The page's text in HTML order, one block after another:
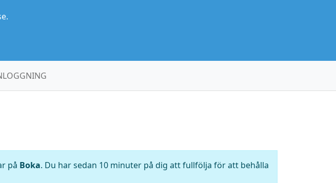
på Boka. Du har sedan 10 minuter på dig att fullfölja för att behålla